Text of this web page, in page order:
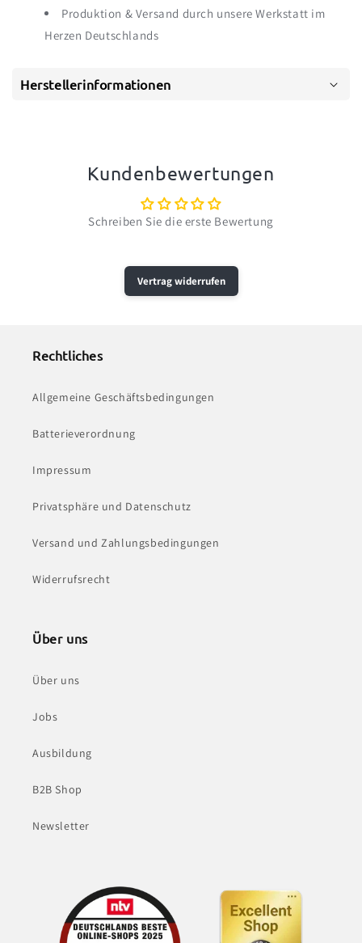
Produktion & Versand durch unsere Werkstatt im
Herzen Deutschlands
Herstellerinformationen
Kundenbewertungen
Schreiben Sie die erste Bewertung
Vertrag widerrufen
Rechtliches
Allgemeine Geschäftsbedingungen
Batterieverordnung
Impressum
Privatsphäre und Datenschutz
Versand und Zahlungsbedingungen
Widerrufsrecht
Über uns
Über uns
Jobs
Ausbildung
B2B Shop
Newsletter